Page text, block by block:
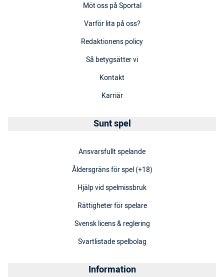
Möt oss på Sportal
Varför lita på oss?
Redaktionens policy
Så betygsätter vi
Kontakt
Karriär
Sunt spel
Ansvarsfullt spelande
Åldersgräns för spel (+18)
Hjälp vid spelmissbruk
Rättigheter för spelare
Svensk licens & reglering
Svartlistade spelbolag
Information